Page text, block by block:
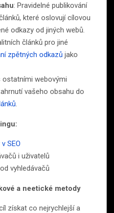
: Pravidelné publikování
které oslovují cílovou
odkazy od jiných webů.
článků pro jiné
zpětných odkazů jako
ostatními webovými
vašeho obsahu do
.
SEO
i uživatelů
vyhledávačů
a neetické metody
získat co nejrychlejší a